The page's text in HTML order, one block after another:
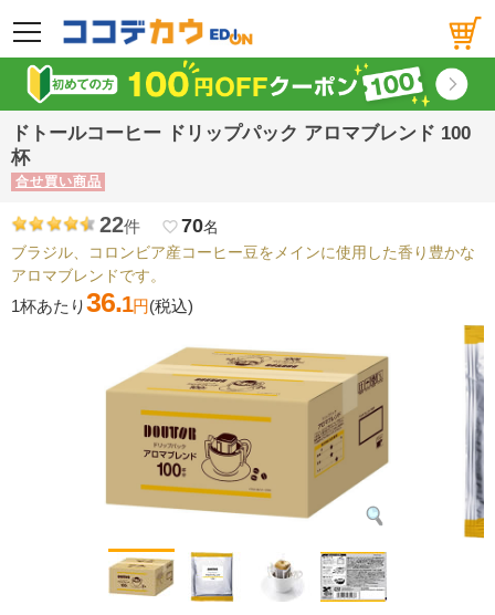
メニュー
ドトールコーヒー ドリップパック アロマブレンド 100
杯
合せ買い商品
22件 favorite_border70名
ブラジル、コロンビア産コーヒー豆をメインに使用した香り豊かな
アロマブレンドです。
1杯あたり36.1円(税込)